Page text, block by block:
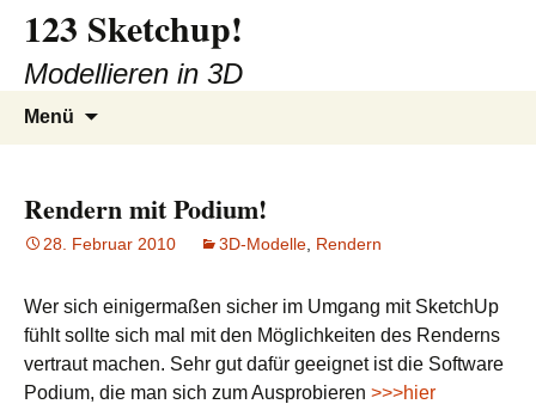
Inhalt
springen
123 Sketchup!
Modellieren in 3D
Menü
Rendern mit Podium!
28. Februar 2010 3D-Modelle Rendern
Wer sich einigermaßen sicher im Umgang mit SketchUp
fühlt sollte sich mal mit den Möglichkeiten des Renderns
vertraut machen. Sehr gut dafür geeignet ist die Software
Podium, die man sich zum Ausprobieren >>>hier